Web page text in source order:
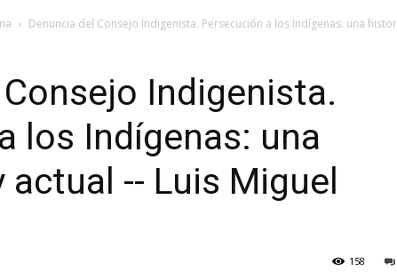
Denuncia del Consejo Indigenista. Persecución a los Indígenas: una
Indigenista.
los Indígenas: una
-- Luis Miguel
158